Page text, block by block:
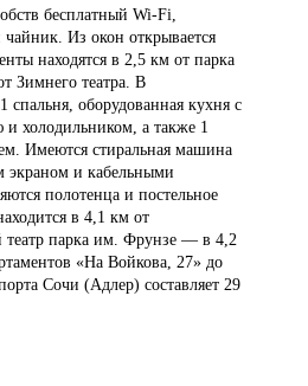
бесплатный Wi-Fi,
Из окон открывается
находятся в 2,5 км от парка
Зимнего театра. В
спальня, оборудованная кухня с
холодильником, а также 1
Имеются стиральная машина
экраном и кабельными
полотенца и постельное
в 4,1 км от
театр парка им. Фрунзе — в 4,2
«На Войкова, 27» до
Сочи (Адлер) составляет 29